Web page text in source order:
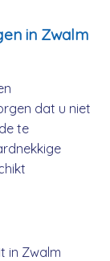
in Zwalm
dat u niet
te
in Zwalm